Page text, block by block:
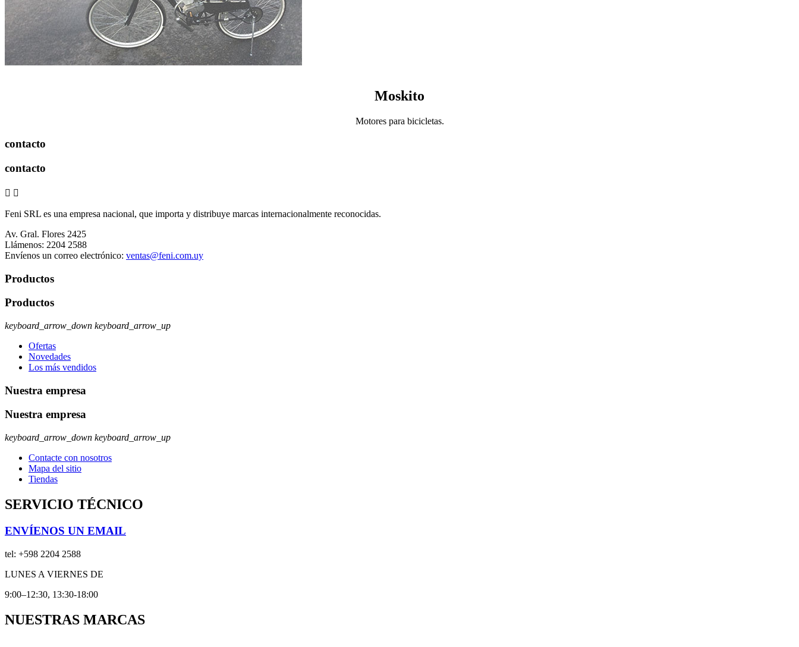
Moskito
Motores para bicicletas.
contacto
contacto
 
Feni SRL es una empresa nacional, que importa y distribuye marcas internacionalmente reconocidas.
Av. Gral. Flores 2425
Llámenos: 2204 2588
Envíenos un correo electrónico: ventas@feni.com.uy
Productos
Productos
keyboard_arrow_down keyboard_arrow_up
Ofertas
Novedades
Los más vendidos
Nuestra empresa
Nuestra empresa
keyboard_arrow_down keyboard_arrow_up
Contacte con nosotros
Mapa del sitio
Tiendas
SERVICIO TÉCNICO
ENVÍENOS UN EMAIL
tel: +598 2204 2588
LUNES A VIERNES DE
9:00–12:30, 13:30-18:00
NUESTRAS MARCAS